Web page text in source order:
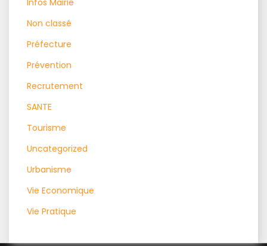
Infos Mairie
Non classé
Préfecture
Prévention
Recrutement
SANTE
Tourisme
Uncategorized
Urbanisme
Vie Economique
Vie Pratique